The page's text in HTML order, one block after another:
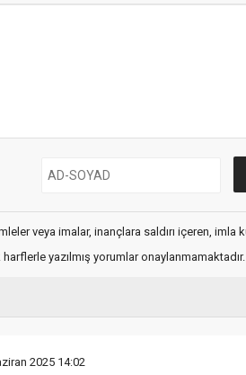
veya imalar, inançlara saldırı içeren, imla
yazılmış yorumlar onaylanmamaktadır.
2025 14:02